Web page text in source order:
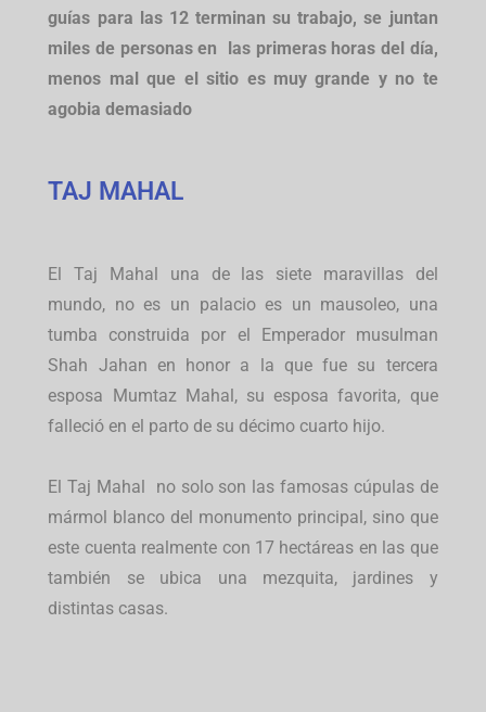
guías para las 12 terminan su trabajo, se juntan
miles de personas en las primeras horas del día,
menos mal que el sitio es muy grande y no te
agobia demasiado
TAJ MAHAL
El Taj Mahal una de las siete maravillas del
mundo, no es un palacio es un mausoleo, una
tumba construida por el Emperador musulman
Shah Jahan en honor a la que fue su tercera
esposa Mumtaz Mahal, su esposa favorita, que
falleció en el parto de su décimo cuarto hijo.
El Taj Mahal no solo son las famosas cúpulas de
mármol blanco del monumento principal, sino que
este cuenta realmente con 17 hectáreas en las que
también se ubica una mezquita, jardines y
distintas casas.